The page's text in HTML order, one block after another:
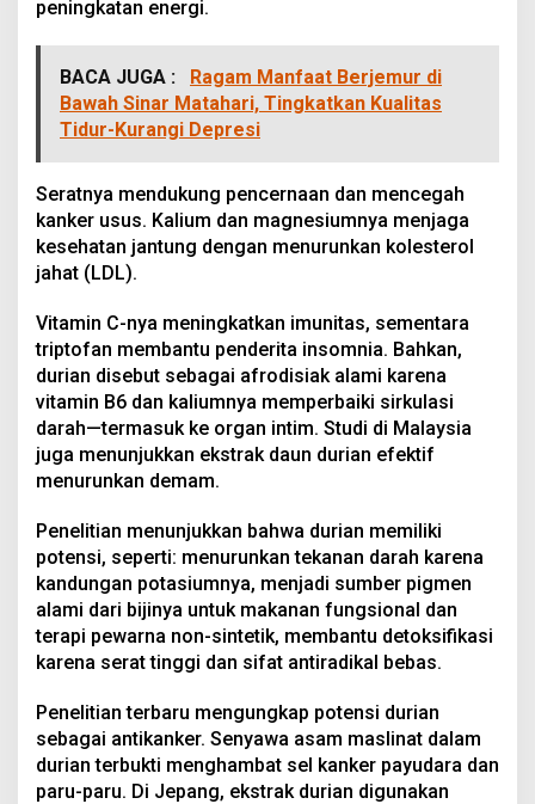
peningkatan energi.
BACA JUGA :
Ragam Manfaat Berjemur di
Bawah Sinar Matahari, Tingkatkan Kualitas
Tidur-Kurangi Depresi
Seratnya mendukung pencernaan dan mencegah
kanker usus. Kalium dan magnesiumnya menjaga
kesehatan jantung dengan menurunkan kolesterol
jahat (LDL).
Vitamin C-nya meningkatkan imunitas, sementara
triptofan membantu penderita insomnia. Bahkan,
durian disebut sebagai afrodisiak alami karena
vitamin B6 dan kaliumnya memperbaiki sirkulasi
darah—termasuk ke organ intim. Studi di Malaysia
juga menunjukkan ekstrak daun durian efektif
menurunkan demam.
Penelitian menunjukkan bahwa durian memiliki
potensi, seperti: menurunkan tekanan darah karena
kandungan potasiumnya, menjadi sumber pigmen
alami dari bijinya untuk makanan fungsional dan
terapi pewarna non-sintetik, membantu detoksifikasi
karena serat tinggi dan sifat antiradikal bebas.
Penelitian terbaru mengungkap potensi durian
sebagai antikanker. Senyawa asam maslinat dalam
durian terbukti menghambat sel kanker payudara dan
paru-paru. Di Jepang, ekstrak durian digunakan